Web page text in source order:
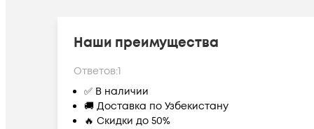
Наши преимущества
Ответов:1
✅ В наличии
🚚 Доставка по Узбекистану
🔥 Скидки до 50%